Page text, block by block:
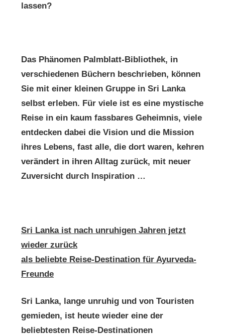
lassen?
Das Phänomen Palmblatt-Bibliothek, in
verschiedenen Büchern beschrieben, können
Sie mit einer kleinen Gruppe in Sri Lanka
selbst erleben. Für viele ist es eine mystische
Reise in ein kaum fassbares Geheimnis, viele
entdecken dabei die Vision und die Mission
ihres Lebens, fast alle, die dort waren, kehren
verändert in ihren Alltag zurück, mit neuer
Zuversicht durch Inspiration …
Sri Lanka ist nach unruhigen Jahren jetzt
wieder zurück
als beliebte Reise-Destination für Ayurveda-
Freunde
Sri Lanka, lange unruhig und von Touristen
gemieden, ist heute wieder eine der
beliebtesten Reise-Destinationen